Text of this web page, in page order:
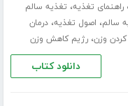
راهنمای تغذیه، تغذیه سالم
سالم، اصول تغذیه،درمان
وزن،رژیم کاهش وزن
دانلود کتاب